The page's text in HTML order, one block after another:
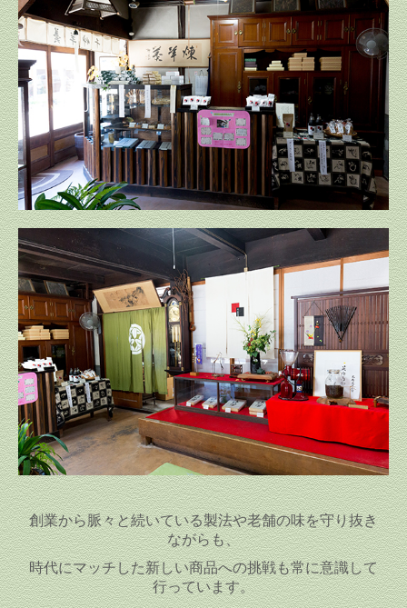
創業から脈々と続いている製法や老舗の味を守り抜き
ながらも、
時代にマッチした新しい商品への挑戦も常に意識して
行っています。